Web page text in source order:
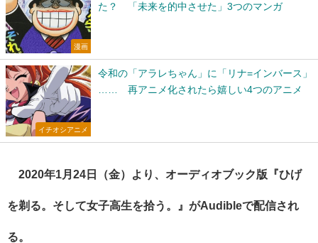
漫画
た？ 「未来を的中させた」3つのマンガ
イチオシアニメ
令和の「アラレちゃん」に「リナ=インバース」
…… 再アニメ化されたら嬉しい4つのアニメ
2020年1月24日（金）より、オーディオブック版『ひげ
を剃る。そして女子高生を拾う。』がAudibleで配信され
る。